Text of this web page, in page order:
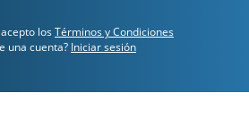
los Términos y Condiciones
una cuenta? Iniciar sesión